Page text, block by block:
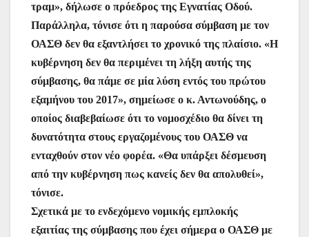
τραμ», δήλωσε ο πρόεδρος της Εγνατίας Οδού.
Παράλληλα, τόνισε ότι η παρούσα σύμβαση με τον
ΟΑΣΘ δεν θα εξαντλήσει το χρονικό της πλαίσιο. «Η
κυβέρνηση δεν θα περιμένει τη λήξη αυτής της
σύμβασης, θα πάμε σε μία λύση εντός του πρώτου
εξαμήνου του 2017», σημείωσε ο κ. Αντωνούδης, ο
οποίος διαβεβαίωσε ότι το νομοσχέδιο θα δίνει τη
δυνατότητα στους εργαζομένους του ΟΑΣΘ να
ενταχθούν στον νέο φορέα. «Θα υπάρξει δέσμευση
από την κυβέρνηση πως κανείς δεν θα απολυθεί»,
τόνισε.
Σχετικά με το ενδεχόμενο νομικής εμπλοκής
εξαιτίας της σύμβασης που έχει σήμερα ο ΟΑΣΘ με